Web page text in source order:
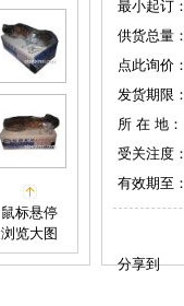
鼠标悬停
浏览大图
最小起订：
供货总量：
点此询价：
发货期限：
所 在 地：
受关注度：
有效期至：
分享到